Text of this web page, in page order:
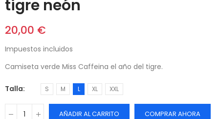
tigre neón
20,00 €
Impuestos incluidos
Camiseta verde Miss Caffeina el año del tigre.
Talla S M L XL XXL
AÑADIR AL CARRITO COMPRAR AHORA